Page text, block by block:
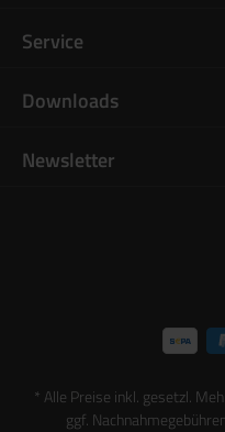
Newsletter
Service
Downloads
* Alle Preise inkl. gesetzl.
ggf.